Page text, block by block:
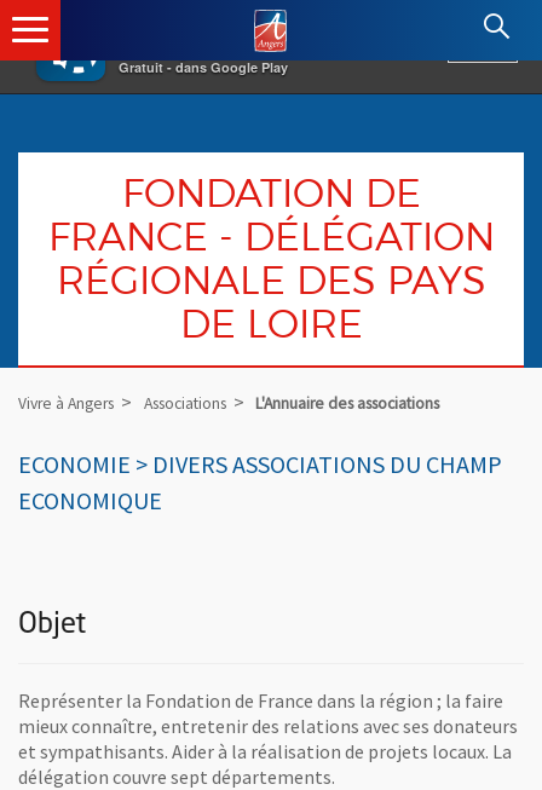
×
Gratuit - dans Google Play
Angers.fr : Retour à l'accueil
FONDATION DE
FRANCE - DÉLÉGATION
RÉGIONALE DES PAYS
DE LOIRE
Vivre à Angers Associations L'Annuaire des associations
ECONOMIE > DIVERS ASSOCIATIONS DU CHAMP
ECONOMIQUE
Objet
Représenter la Fondation de France dans la région ; la faire
mieux connaître, entretenir des relations avec ses donateurs
et sympathisants. Aider à la réalisation de projets locaux. La
délégation couvre sept départements.